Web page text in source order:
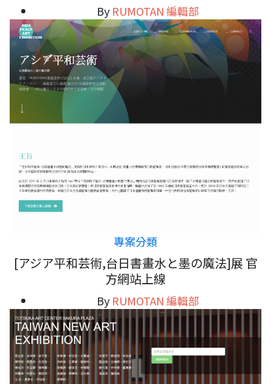
By RUMOTAN 編輯部
專案分類
[アジア平和芸術,台日書畫水と墨の魔法]展 官
方網站上線
By RUMOTAN 編輯部